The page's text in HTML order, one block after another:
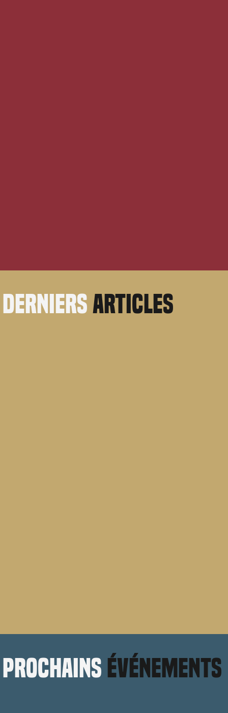
derniersarticles
prochains événements